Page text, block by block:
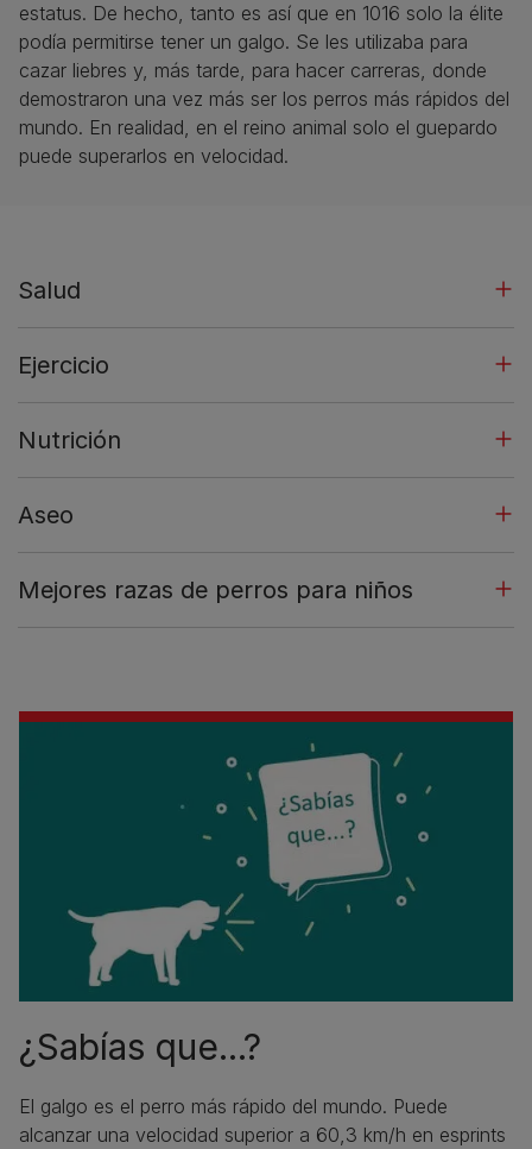
estatus. De hecho, tanto es así que en 1016 solo la élite
podía permitirse tener un galgo. Se les utilizaba para
cazar liebres y, más tarde, para hacer carreras, donde
demostraron una vez más ser los perros más rápidos del
mundo. En realidad, en el reino animal solo el guepardo
puede superarlos en velocidad.
Salud
Ejercicio
Nutrición
Aseo
Mejores razas de perros para niños
¿Sabías que...?
El galgo es el perro más rápido del mundo. Puede
alcanzar una velocidad superior a 60,3 km/h en esprints